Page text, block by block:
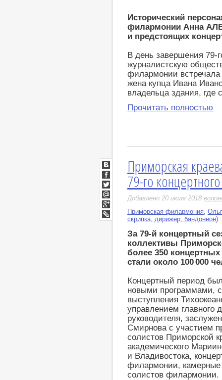
Исторический
филармонии Анна
и предстоящих
В день завершения 79-
журналистскую
филармонии
жена купца Ивана
владельца здания, где
Прочитать полностью
Приморская
79-го
Добавлено 20 июля 2018
Приморская филармония
скрипка, дирижер, бандонеон)
За 79-й концертный
коллективы
более 350
стали около 100 000
Концертный период
новыми программами,
выступления
управлением главного
руководителя,
Смирнова с участием
солистов Приморской
академического
и Владивостока,
филармонии,
солистов филармонии.
ВКонтакте
Facebook
Twitter
Мой
Мир
Google+
LiveJournal